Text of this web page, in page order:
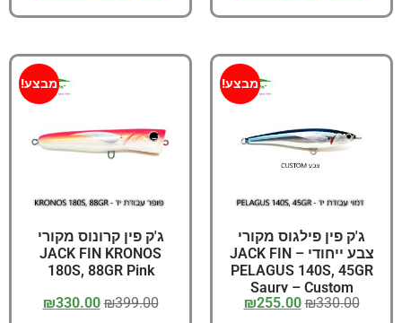
מבצע!
ג'ק פין פילגוס מקורי
צבע ייחודי – JACK FIN
PELAGUS 140S, 45GR
Saury – Custom
₪330.00
₪255.00
מבצע!
ג'ק פין קרונוס מקורי
JACK FIN KRONOS
180S, 88GR Pink
₪399.00
₪330.00